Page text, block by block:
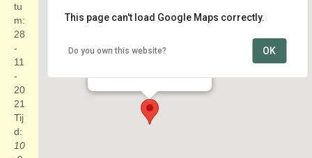
Tuincentrum ’t Vaarderhoogt
This page can't load Google Maps correctly.
Do you own this website? OK
tu
m:
28
-
11
-
20
21
Tij
d:
10